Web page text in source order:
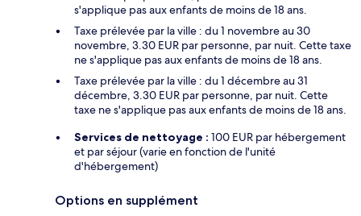
s'applique pas aux enfants de moins de 18 ans.
Taxe prélevée par la ville : du 1 novembre au 30
novembre, 3.30 EUR par personne, par nuit. Cette taxe
ne s'applique pas aux enfants de moins de 18 ans.
Taxe prélevée par la ville : du 1 décembre au 31
décembre, 3.30 EUR par personne, par nuit. Cette
taxe ne s'applique pas aux enfants de moins de 18 ans.
Services de nettoyage : 100 EUR par hébergement
et par séjour (varie en fonction de l'unité
d'hébergement)
Options en supplément